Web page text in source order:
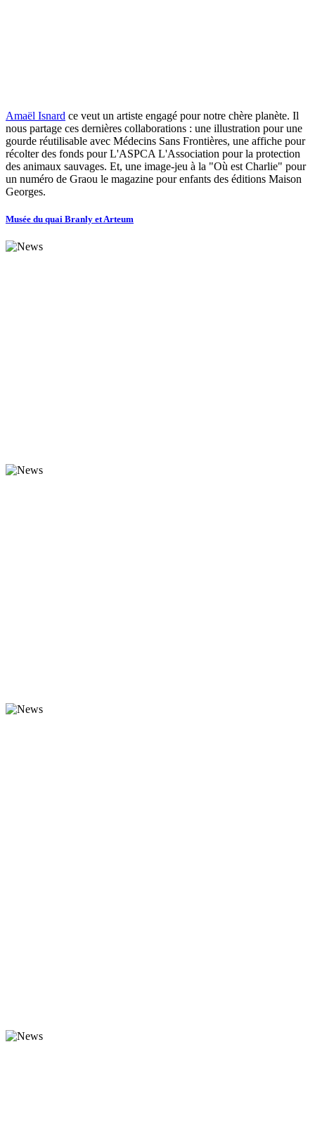
Amaël Isnard ce veut un artiste engagé pour notre chère planète. Il
nous partage ces dernières collaborations : une illustration pour une
gourde réutilisable avec Médecins Sans Frontières, une affiche pour
récolter des fonds pour L'ASPCA L'Association pour la protection
des animaux sauvages. Et, une image-jeu à la "Où est Charlie" pour
un numéro de Graou le magazine pour enfants des éditions Maison
Georges.
Musée du quai Branly et Arteum